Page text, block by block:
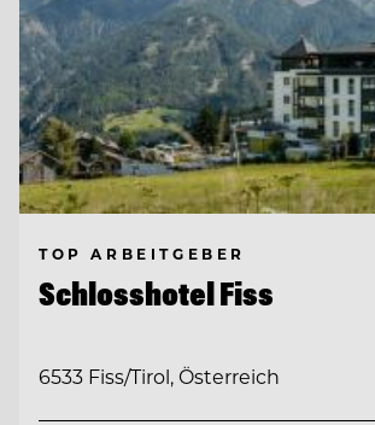
TOP ARBEITGEBER
Schlosshotel Fiss
6533 Fiss/Tirol, Österreich